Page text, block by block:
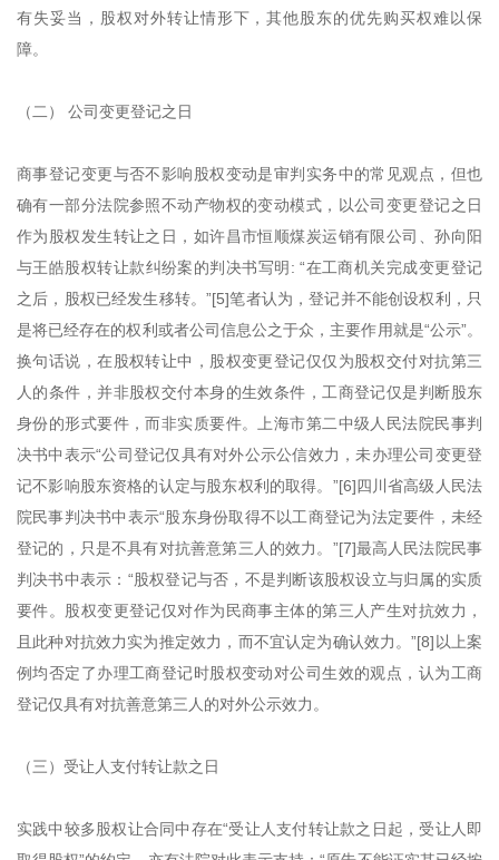
有失妥当，股权对外转让情形下，其他股东的优先购买权难以保
障。
（二） 公司变更登记之日
商事登记变更与否不影响股权变动是审判实务中的常见观点，但也
确有一部分法院参照不动产物权的变动模式，以公司变更登记之日
作为股权发生转让之日，如许昌市恒顺煤炭运销有限公司、孙向阳
与王皓股权转让款纠纷案的判决书写明: “在工商机关完成变更登记
之后，股权已经发生移转。”[5]笔者认为，登记并不能创设权利，只
是将已经存在的权利或者公司信息公之于众，主要作用就是“公示”。
换句话说，在股权转让中，股权变更登记仅仅为股权交付对抗第三
人的条件，并非股权交付本身的生效条件，工商登记仅是判断股东
身份的形式要件，而非实质要件。上海市第二中级人民法院民事判
决书中表示“公司登记仅具有对外公示公信效力，未办理公司变更登
记不影响股东资格的认定与股东权利的取得。”[6]四川省高级人民法
院民事判决书中表示“股东身份取得不以工商登记为法定要件，未经
登记的，只是不具有对抗善意第三人的效力。”[7]最高人民法院民事
判决书中表示：“股权登记与否，不是判断该股权设立与归属的实质
要件。股权变更登记仅对作为民商事主体的第三人产生对抗效力，
且此种对抗效力实为推定效力，而不宜认定为确认效力。”[8]以上案
例均否定了办理工商登记时股权变动对公司生效的观点，认为工商
登记仅具有对抗善意第三人的对外公示效力。
（三）受让人支付转让款之日
实践中较多股权让合同中存在“受让人支付转让款之日起，受让人即